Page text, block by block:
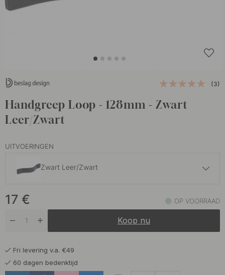
(3)
Handgreep Loop - 128mm - Zwart
Leer/Zwart
UITVOERINGEN
Zwart Leer/Zwart
Op voorraad
Op voorraad
Zwart Leer/Zwart
17 € OP VOORRAAD
Koop nu
Fri levering v.a. €49
60 dagen bedenktijd